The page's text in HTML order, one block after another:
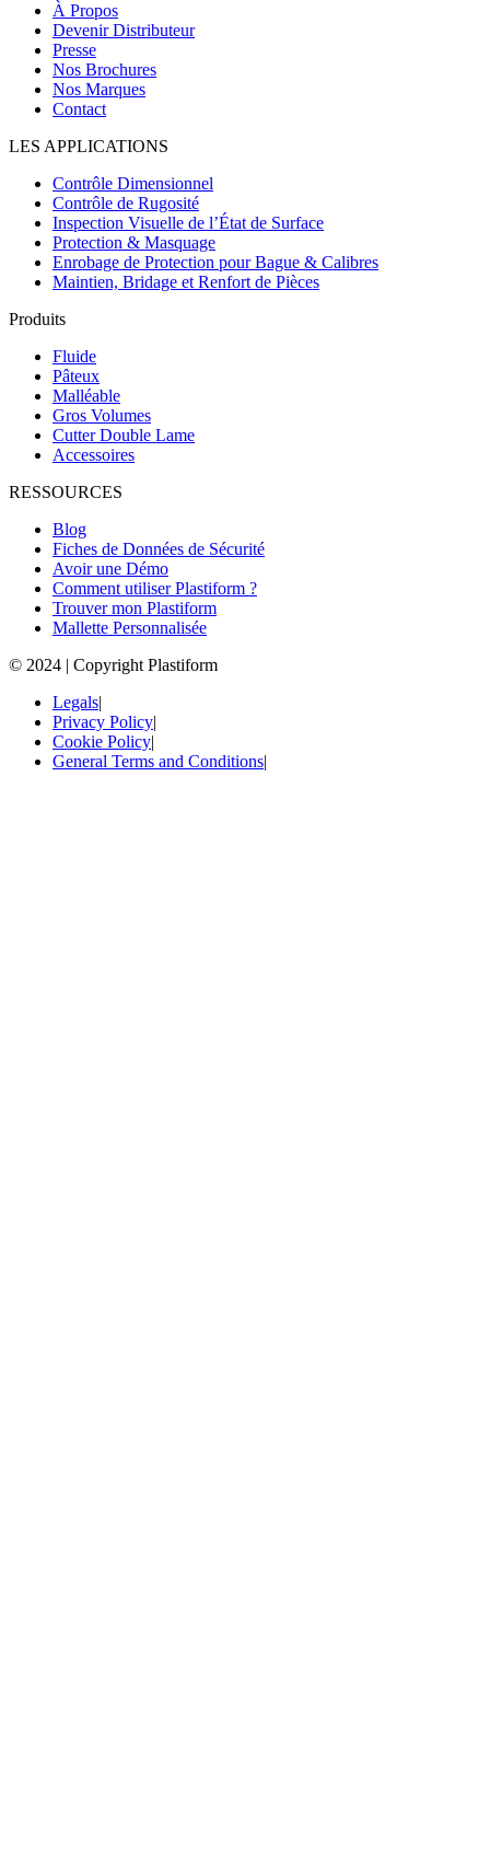
À Propos
Devenir Distributeur
Presse
Nos Brochures
Nos Marques
Contact
LES APPLICATIONS
Contrôle Dimensionnel
Contrôle de Rugosité
Inspection Visuelle de l’État de Surface
Protection & Masquage
Enrobage de Protection pour Bague & Calibres
Maintien, Bridage et Renfort de Pièces
Produits
Fluide
Pâteux
Malléable
Gros Volumes
Cutter Double Lame
Accessoires
RESSOURCES
Blog
Fiches de Données de Sécurité
Avoir une Démo
Comment utiliser Plastiform ?
Trouver mon Plastiform
Mallette Personnalisée
© 2024 | Copyright Plastiform
Legals|
Privacy Policy|
Cookie Policy|
General Terms and Conditions|